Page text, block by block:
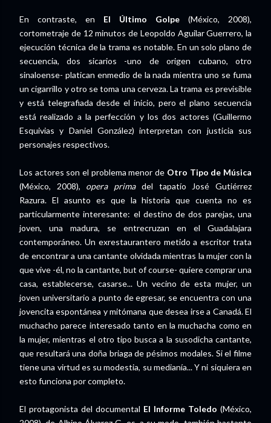
En contraste, en El Último Golpe (México, 2008),
cortometraje de 12 minutos de Leopoldo Aguilar Guerrero, la
ejecución técnica de la trama es notable. En un solo plano de
secuencia, dos sicarios -uno de origen cubano, otro
sinaloense- platican enmedio de la nada mientra uno se fuma
un cigarrillo y otro se toma una cerveza. La trama es previsible
y está telegrafiada desde el inicio, pero el plano secuencia
está realizado a la perfección y los dos actores (Guillermo
Esquivias y Daniel González) interpretan con justicia sus
personajes respectivos.
Los actores son el problema menor de Otro Tipo de Música
(México, 2008), opera primadel tapatío José Gutiérrez
Razura. El asunto es que la historia que cuenta no es
particularmente interesante: el destino de dos parejas, una
joven, una madura, se entrecruzan en el Guadalajara
contemporáneo. Un exrestaurantero metido a escritor trata
de encontrar a una cantante olvidada mientras la mujer con la
que vive -él, no la cantante, but of course- quiere comprar una
casa, establecerse, casarse... Un vecino de esta mujer, un
joven universitario a punto de egresar, se encuentra con una
jovencita espontánea y mitómana que desea irse a Canadá. El
muchacho parece interesado tanto en la muchacha como en
la mujer, mientras el otro tipo busca a la susodicha cantante,
que resultará una doña briaga de pésimos modales. Si el filme
tiene una virtud es su modestia, su medianía... Y ni siquiera en
esto funciona por completo.
El protagonista del documental El Informe Toledo (México,